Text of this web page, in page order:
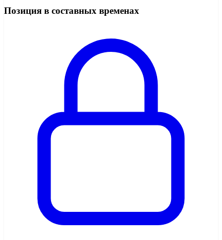
Позиция в составных временах